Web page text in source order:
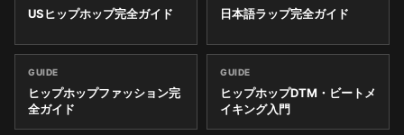
USヒップホップ完全ガイド 日本語ラップ完全ガイド
GUIDE
ヒップホップファッション完
全ガイド
GUIDE
ヒップホップDTM・ビートメ
イキング入門